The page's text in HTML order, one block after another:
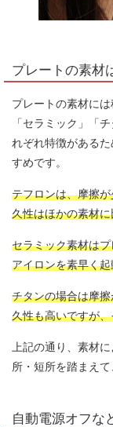
プレートの素材
プレートの素材に
「セラミック」「
れぞれ特徴がある
すめです。
テフロンは、摩擦
久性はほかの素材
セラミック素材は
アイロンを素早く
チタンの場合は摩
久性も高いですが
上記の通り、素材
所・短所を踏まえて
自動電源オフな